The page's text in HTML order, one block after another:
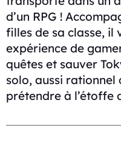
d’un RPG !
filles de sa classe, il
expérience de
quêtes et sauver
solo, aussi rationnel
prétendre à l’étoffe